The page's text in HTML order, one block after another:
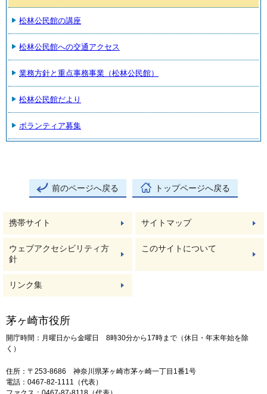
松林公民館の講座
松林公民館への交通アクセス
業務方針と重点事務事業（松林公民館）
松林公民館だより
ボランティア募集
前のページへ戻る トップページへ戻る
携帯サイト サイトマップ
ウェブアクセシビリティ方
針
このサイトについて
リンク集
茅ヶ崎市役所
開庁時間：月曜日から金曜日 8時30分から17時まで（休日・年末年始を除
く）
住所：〒253-8686 神奈川県茅ヶ崎市茅ヶ崎一丁目1番1号
電話：0467-82-1111（代表）